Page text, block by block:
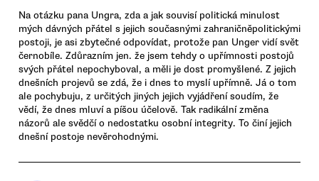
Na otázku pana Ungra, zda a jak souvisí politická minulost
mých dávných přátel s jejich současnými zahraničněpolitickými
postoji, je asi zbytečné odpovídat, protože pan Unger vidí svět
černobíle. Zdůrazním jen. že jsem tehdy o upřímnosti postojů
svých přátel nepochyboval, a měli je dost promyšlené. Z jejich
dnešních projevů se zdá, že i dnes to myslí upřímně. Já o tom
ale pochybuju, z určitých jiných jejich vyjádření soudím, že
vědí, že dnes mluví a píšou účelově. Tak radikální změna
názorů ale svědčí o nedostatku osobní integrity. To činí jejich
dnešní postoje nevěrohodnými.